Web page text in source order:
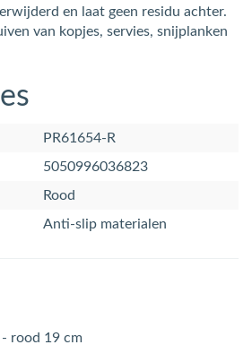
en laat geen residu achter.
van kopjes, servies, snijplanken
PR61654-R
5050996036823
Rood
Anti-slip materialen
rood 19 cm